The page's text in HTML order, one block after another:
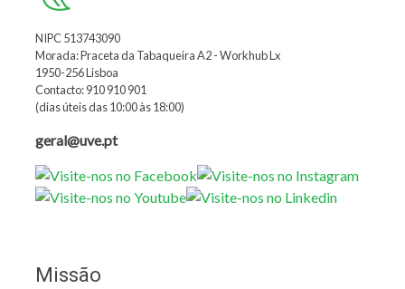
NIPC 513743090
Morada: Praceta da Tabaqueira A2 - Workhub Lx
1950-256 Lisboa
Contacto: 910 910 901
(dias úteis das 10:00 às 18:00)
geral@uve.pt
Missão